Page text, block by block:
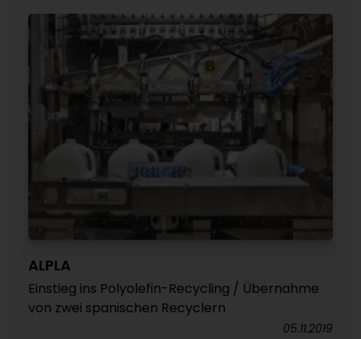
ALPLA
Einstieg ins Polyolefin-Recycling / Übernahme
von zwei spanischen Recyclern
05.11.2019